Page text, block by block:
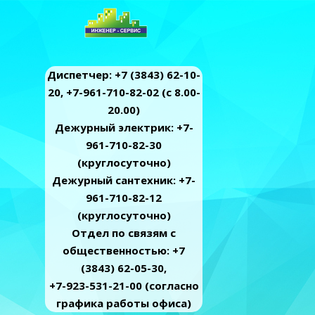
Диспетчер: +7 (3843) 62-10-
20, +7-961-710-82-02 (c 8.00-
20.00)
Дежурный электрик: +7-
961-710-82-30
(круглосуточно)
Дежурный сантехник: +7-
961-710-82-12
(круглосуточно)
Отдел по связям с
общественностью: +7
(3843) 62-05-30,
+7-923-531-21-00 (согласно
графика работы офиса)